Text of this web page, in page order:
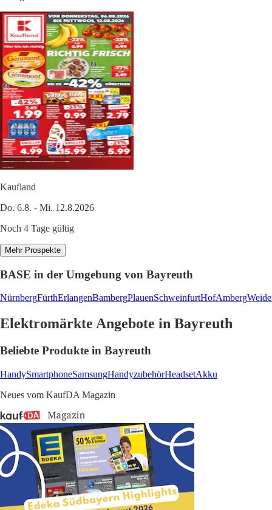
Kaufland
Do. 6.8. - Mi. 12.8.2026
Noch 4 Tage gültig
Mehr Prospekte
BASE in der Umgebung von Bayreuth
NürnbergFürthErlangenBambergPlauenSchweinfurtHofAmberg
Elektromärkte Angebote in Bayreuth
Beliebte Produkte in Bayreuth
HandySmartphoneSamsungHandyzubehörHeadsetAkku
Neues vom KaufDA Magazin